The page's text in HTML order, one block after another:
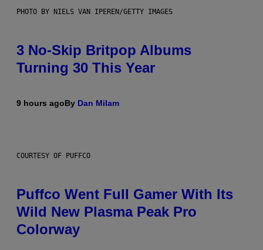
PHOTO BY NIELS VAN IPEREN/GETTY IMAGES
3 No-Skip Britpop Albums
Turning 30 This Year
9 hours agoBy Dan Milam
COURTESY OF PUFFCO
Puffco Went Full Gamer With Its
Wild New Plasma Peak Pro
Colorway